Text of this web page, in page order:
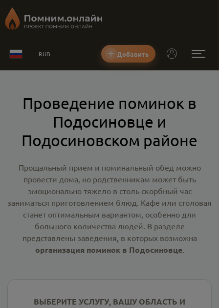
RUB Добавить
Проведение поминок в
Подосиновце и
Подосиновском районе
Прощальный прием и поминальный обед можно
провести дома, но родственникам может быть
эмоционально тяжело в столь скорбный час
заниматься приготовлением блюд. Кафе или столовая
станет оптимальным вариантом, особенно для
большого количества людей. В разделе
представлены заведения, в которых возможна
организация поминок в Подосиновце.
ВЫБЕРИТЕ УСЛУГУ, ВАШУ ОБЛАСТЬ И